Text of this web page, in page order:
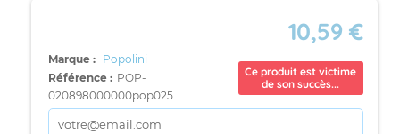
10,59 €
Marque : Popolini
Référence : POP-
020898000000pop025
Ce produit est victime
de son succès...